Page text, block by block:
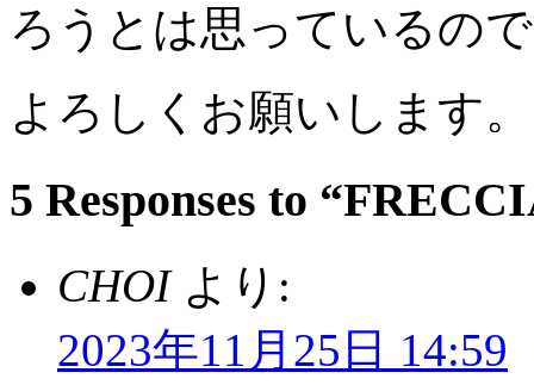
ろうとは思っているの
よろしくお願いします。
5 Responses to
CHOI より:
2023年11月25日 14:59